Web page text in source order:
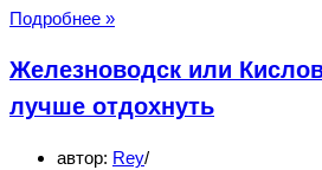
Подробнее »Набережная
—
достопримечательности,
Железноводск или
лучше отдохнуть
автор: Rey